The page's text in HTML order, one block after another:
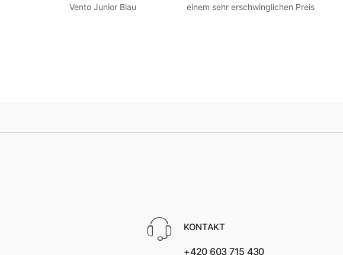
Vento Junior Blau
einem sehr erschwinglichen Preis
KONTAKT
+420 603 715 430